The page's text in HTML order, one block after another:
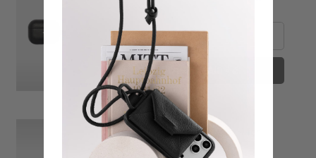
Price
¥9,900
レザーハイブリッドバンド for
Apple Watch